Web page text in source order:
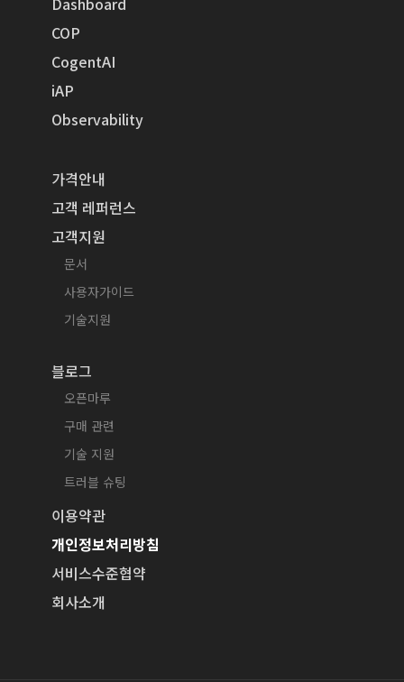
COP
CogentAI
iAP
Observability
가격안내
고객 레퍼런스
고객지원
문서
사용자가이드
기술지원
블로그
오픈마루
구매 관련
기술 지원
트러블 슈팅
이용약관
개인정보처리방침
서비스수준협약
회사소개